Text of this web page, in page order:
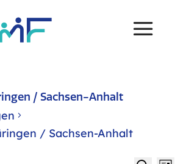
/ Sachsen-Anhalt
/ Sachsen-Anhalt